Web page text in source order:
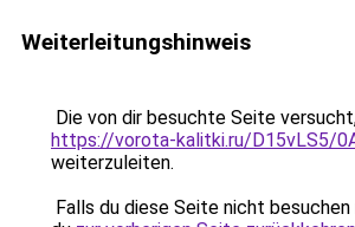
Weiterleitungshinweis
Die von dir besuchte Seite
https://vorota-kalitki.ru/D15vLS5/
weiterzuleiten.
Falls du diese Seite nicht